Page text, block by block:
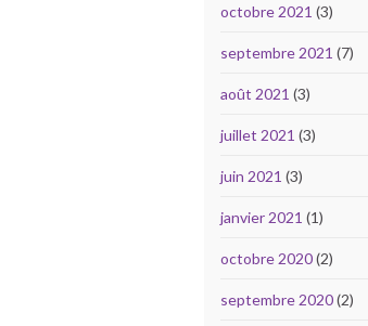
octobre 2021 (3)
septembre 2021 (7)
août 2021 (3)
juillet 2021 (3)
juin 2021 (3)
janvier 2021 (1)
octobre 2020(2)
septembre 2020(2)